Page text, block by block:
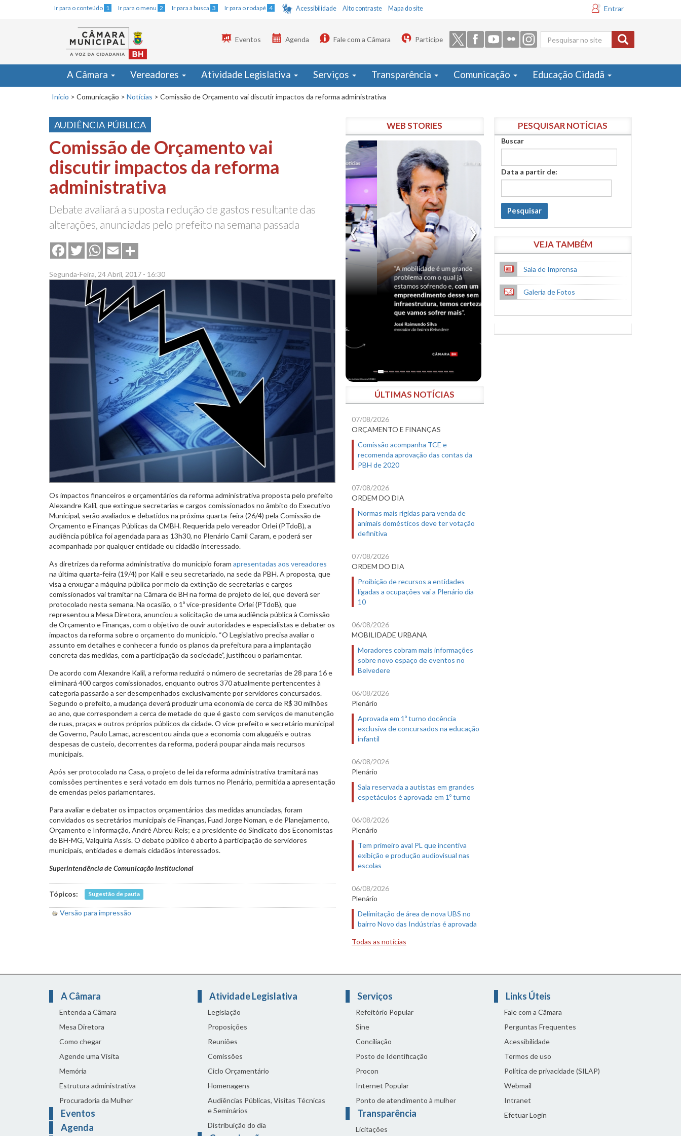
Ir para o conteúdo 1 Ir para o menu 2 Ir para a busca 3 Ir para o rodapé 4 Acessibilidade Alto contraste Mapa do site Entrar
Formulário
de busca
Eventos Agenda Fale com a Câmara Participe
A Câmara Vereadores Atividade Legislativa Serviços Transparência Comunicação Educação Cidadã
Início > Comunicação > Notícias > Comissão de Orçamento vai discutir impactos da reforma administrativa
AUDIÊNCIA PÚBLICA
Comissão de Orçamento vai
discutir impactos da reforma
administrativa
Debate avaliará a suposta redução de gastos resultante das
alterações, anunciadas pelo prefeito na semana passada
FacebookTwitterWhatsApp
Email
Segunda-Feira, 24 Abril, 2017 - 16:30
Os impactos financeiros e orçamentários da reforma administrativa proposta pelo prefeito
Alexandre Kalil, que extingue secretarias e cargos comissionados no âmbito do Executivo
Municipal, serão avaliados e debatidos na próxima quarta-feira (26/4) pela Comissão de
Orçamento e Finanças Públicas da CMBH. Requerida pelo vereador Orlei (PTdoB), a
audiência pública foi agendada para as 13h30, no Plenário Camil Caram, e poderá ser
acompanhada por qualquer entidade ou cidadão interessado.
As diretrizes da reforma administrativa do município foram apresentadas aos vereadores
na última quarta-feira (19/4) por Kalil e seu secretariado, na sede da PBH. A proposta, que
visa a enxugar a máquina pública por meio da extinção de secretarias e cargos
comissionados vai tramitar na Câmara de BH na forma de projeto de lei, que deverá ser
protocolado nesta semana. Na ocasião, o 1º vice-presidente Orlei (PTdoB), que
representou a Mesa Diretora, anunciou a solicitação de uma audiência pública à Comissão
de Orçamento e Finanças, com o objetivo de ouvir autoridades e especialistas e debater os
impactos da reforma sobre o orçamento do município. “O Legislativo precisa avaliar o
assunto em detalhes e conhecer a fundo os planos da prefeitura para a implantação
concreta das medidas, com a participação da sociedade”, justificou o parlamentar.
De acordo com Alexandre Kalil, a reforma reduzirá o número de secretarias de 28 para 16 e
eliminará 400 cargos comissionados, enquanto outros 370 atualmente pertencentes à
categoria passarão a ser desempenhados exclusivamente por servidores concursados.
Segundo o prefeito, a mudança deverá produzir uma economia de cerca de R$ 30 milhões
ao ano, que correspondem a cerca de metade do que é gasto com serviços de manutenção
de ruas, praças e outros próprios públicos da cidade. O vice-prefeito e secretário municipal
de Governo, Paulo Lamac, acrescentou ainda que a economia com aluguéis e outras
despesas de custeio, decorrentes da reforma, poderá poupar ainda mais recursos
municipais.
Após ser protocolado na Casa, o projeto de lei da reforma administrativa tramitará nas
comissões pertinentes e será votado em dois turnos no Plenário, permitida a apresentação
de emendas pelos parlamentares.
Para avaliar e debater os impactos orçamentários das medidas anunciadas, foram
convidados os secretários municipais de Finanças, Fuad Jorge Noman, e de Planejamento,
Orçamento e Informação, André Abreu Reis; e a presidente do Sindicato dos Economistas
de BH-MG, Valquíria Assis. O debate público é aberto à participação de servidores
municipais, entidades e demais cidadãos interessados.
Superintendência de Comunicação Institucional
Tópicos: Sugestão de pauta
Versão para impressão
WEB STORIES
ÚLTIMAS NOTÍCIAS
07/08/2026
ORÇAMENTO E FINANÇAS
Comissão acompanha TCE e
recomenda aprovação das contas da
PBH de 2020
07/08/2026
ORDEM DO DIA
Normas mais rígidas para venda de
animais domésticos deve ter votação
definitiva
07/08/2026
ORDEM DO DIA
Proibição de recursos a entidades
ligadas a ocupações vai a Plenário dia
10
06/08/2026
MOBILIDADE URBANA
Moradores cobram mais informações
sobre novo espaço de eventos no
Belvedere
06/08/2026
Plenário
Aprovada em 1º turno docência
exclusiva de concursados na educação
infantil
06/08/2026
Plenário
Sala reservada a autistas em grandes
espetáculos é aprovada em 1º turno
06/08/2026
Plenário
Tem primeiro aval PL que incentiva
exibição e produção audiovisual nas
escolas
06/08/2026
Plenário
Delimitação de área de nova UBS no
bairro Novo das Indústrias é aprovada
Todas as notícias
PESQUISAR NOTÍCIAS
Buscar
Data a partir de:
Pesquisar
VEJA TAMBÉM
Sala de Imprensa
Galeria de Fotos
A Câmara
Entenda a Câmara
Mesa Diretora
Como chegar
Agende uma Visita
Memória
Estrutura administrativa
Procuradoria da Mulher
Eventos
Agenda
Atividade Legislativa
Legislação
Proposições
Reuniões
Comissões
Ciclo Orçamentário
Homenagens
Audiências Públicas, Visitas Técnicas
e Seminários
Distribuição do dia
Serviços
Refeitório Popular
Sine
Conciliação
Posto de Identificação
Procon
Internet Popular
Ponto de atendimento à mulher
Transparência
Licitações
Links Úteis
Fale com a Câmara
Perguntas Frequentes
Acessibilidade
Termos de uso
Política de privacidade (SILAP)
Webmail
Intranet
Efetuar Login